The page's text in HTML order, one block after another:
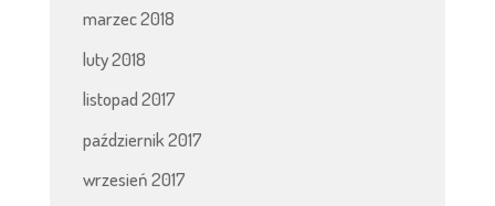
marzec 2018
luty 2018
listopad 2017
październik 2017
wrzesień 2017